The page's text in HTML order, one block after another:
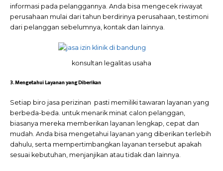
informasi pada pelanggannya. Anda bisa mengecek riwayat
perusahaan mulai dari tahun berdirinya perusahaan, testimoni
dari pelanggan sebelumnya, kontak dan lainnya.
konsultan legalitas usaha
3. Mengetahui Layanan yang Diberikan
Setiap biro jasa perizinan pasti memiliki tawaran layanan yang
berbeda-beda. untuk menarik minat calon pelanggan,
biasanya mereka memberikan layanan lengkap, cepat dan
mudah. Anda bisa mengetahui layanan yang diberikan terlebih
dahulu, serta mempertimbangkan layanan tersebut apakah
sesuai kebutuhan, menjanjikan atau tidak dan lainnya.